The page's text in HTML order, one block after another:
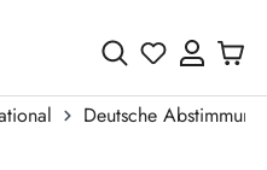
Du hast 0
Deutsche